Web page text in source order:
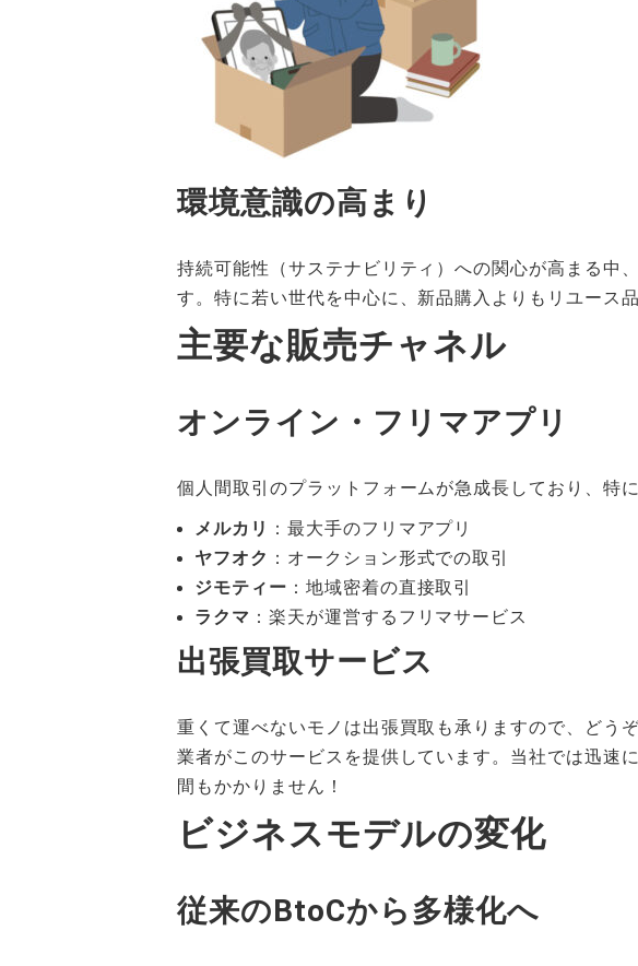
環境意識の高まり
持続可能性（サステナビリティ）への関心が高まる中
す。特に若い世代を中心に、新品購入よりもリユース
主要な販売チャネル
オンライン・フリマアプリ
個人間取引のプラットフォームが急成長しており、特
メルカリ
：最大手のフリマアプリ
ヤフオク ：オークション形式での取引
ジモティー ：地域密着の直接取引
ラクマ ：楽天が運営するフリマサービス
出張買取サービス
重くて運べないモノは出張買取も承りますので、どう
業者がこのサービスを提供しています。当社では迅速
間もかかりません！
ビジネスモデルの変化
従来のBtoCから多様化へ